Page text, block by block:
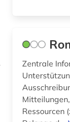
Zentrale
Ressourcen